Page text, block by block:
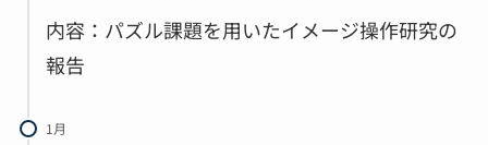
内容：パズル課題を用いたイメージ操作研究の
報告
1月